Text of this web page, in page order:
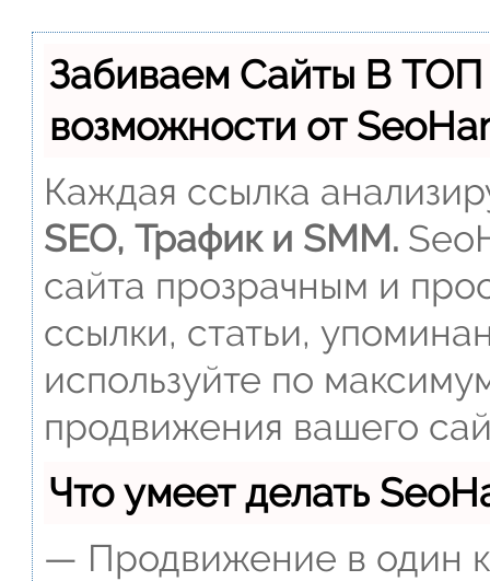
Забиваем Сайты В
возможности от
Каждая ссылка
SEO, Трафик и SMM.
сайта прозрачным и
ссылки, статьи,
используйте по
продвижения вашего
Что умеет делать
— Продвижение в один